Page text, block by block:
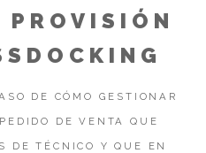
DE CÓMO GESTIONAR
DE VENTA QUE
DE TÉCNICO Y QUE EN